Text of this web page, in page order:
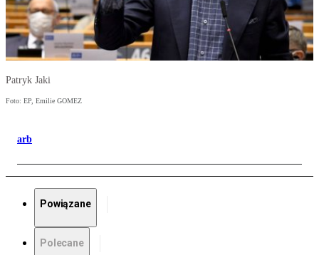
Patryk Jaki
Foto: EP, Emilie GOMEZ
arb
Powiązane
Polecane